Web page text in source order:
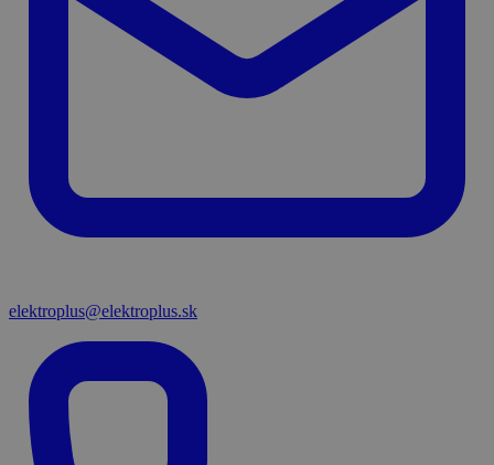
elektroplus@elektroplus.sk